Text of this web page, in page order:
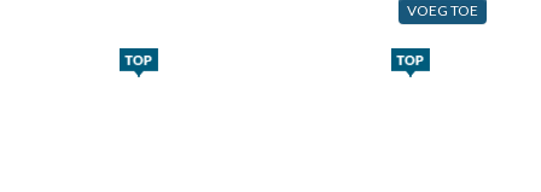
VOEG TOE